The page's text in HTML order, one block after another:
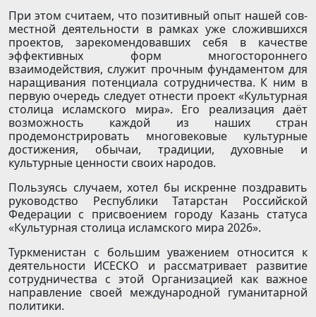
При этом считаем, что позитивный опыт нашей сов­
местной деятельности в рамках уже сложившихся
проектов, зарекомендовавших себя в качестве
эффективных форм многостороннего
взаимодействия, служит прочным фундаментом для
наращивания потенциала сотрудничества. К ним в
первую очередь следует отнести проект «Культурная
столица исламского мира». Его реализация даёт
возможность каждой из наших стран
продемонстрировать многовековые культурные
достижения, обычаи, традиции, духовные и
культурные ценности своих народов.
Пользуясь случаем, хотел бы искренне поздравить
руководство Республики Татарстан Российской
Федерации с присвоением городу Казань статуса
«Культурная столица исламского мира 2026».
Туркменистан с большим уважением относится к
деятельности ИСЕСКО и рассматривает развитие
сотрудничества с этой Организацией как важное
направление своей международной гуманитарной
политики.